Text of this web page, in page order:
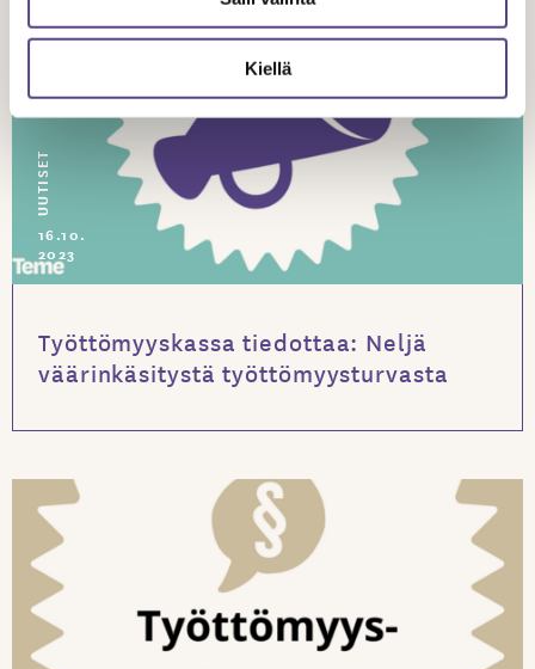
Kiellä
UUTISET
16.10.
2023
Työttömyyskassa tiedottaa: Neljä
väärinkäsitystä työttömyysturvasta